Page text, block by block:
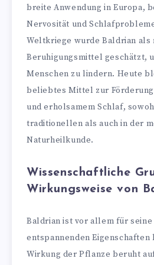
breite Anwendung in Europa,
Nervosität und
Weltkriege wurde Baldrian als
Beruhigungsmittel geschätzt,
Menschen zu lindern. Heute
beliebtes Mittel zur Förderung
und erholsamem Schlaf,
traditionellen als auch in der
Naturheilkunde.
Wissenschaftliche
Wirkungsweise von
Baldrian ist vor allem für
entspannenden Eigenschaften
Wirkung der Pflanze beruht